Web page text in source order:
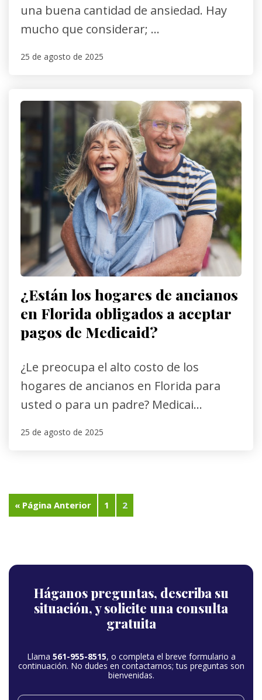
una buena cantidad de ansiedad. Hay
mucho que considerar; ...
25 de agosto de 2025
¿Están los hogares de ancianos
en Florida obligados a aceptar
pagos de Medicaid?
¿Le preocupa el alto costo de los
hogares de ancianos en Florida para
usted o para un padre? Medicai...
25 de agosto de 2025
« Página Anterior 1 2
Háganos preguntas, describa su
situación,y solicite una consulta
gratuita
Llama 561-955-8515, o completa el breve formulario a
continuación. No dudes en contactarnos; tus preguntas son
bienvenidas.